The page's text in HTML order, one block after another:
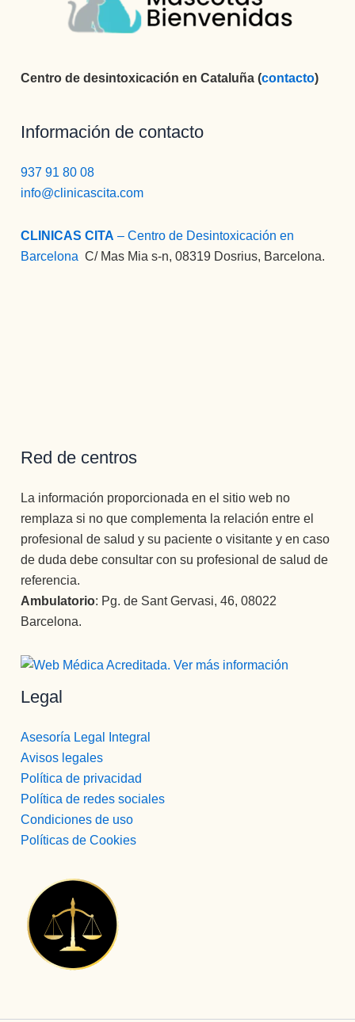
Centro de desintoxicación en Cataluña (contacto)
Información de contacto
937 91 80 08
info@clinicascita.com
CLINICAS CITA – Centro de Desintoxicación en
Barcelona :C/ Mas Mia s-n, 08319 Dosrius, Barcelona.
Red de centros
La información proporcionada en el sitio web no
remplaza si no que complementa la relación entre el
profesional de salud y su paciente o visitante y en caso
de duda debe consultar con su profesional de salud de
referencia.
Ambulatorio: Pg. de Sant Gervasi, 46, 08022
Barcelona.
Legal
Asesoría Legal Integral
Avisos legales
Política de privacidad
Política de redes sociales
Condiciones de uso
Políticas de Cookies